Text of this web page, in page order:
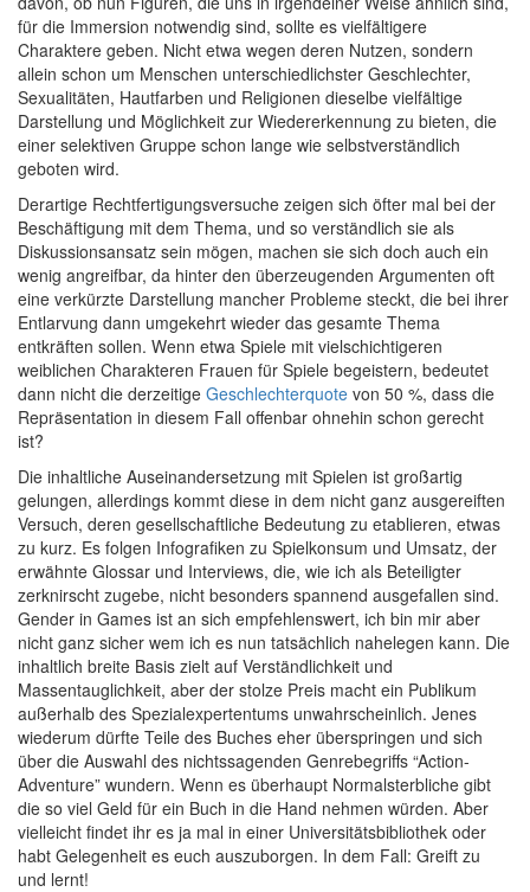
für die Immersion notwendig sind, sollte es vielfältigere
Charaktere geben. Nicht etwa wegen deren Nutzen, sondern
allein schon um Menschen unterschiedlichster Geschlechter,
Sexualitäten, Hautfarben und Religionen dieselbe vielfältige
Darstellung und Möglichkeit zur Wiedererkennung zu bieten, die
einer selektiven Gruppe schon lange wie selbstverständlich
geboten wird.
Derartige Rechtfertigungsversuche zeigen sich öfter mal bei der
Beschäftigung mit dem Thema, und so verständlich sie als
Diskussionsansatz sein mögen, machen sie sich doch auch ein
wenig angreifbar, da hinter den überzeugenden Argumenten oft
eine verkürzte Darstellung mancher Probleme steckt, die bei ihrer
Entlarvung dann umgekehrt wieder das gesamte Thema
entkräften sollen. Wenn etwa Spiele mit vielschichtigeren
weiblichen Charakteren Frauen für Spiele begeistern, bedeutet
dann nicht die derzeitige Geschlechterquote von 50 %, dass die
Repräsentation in diesem Fall offenbar ohnehin schon gerecht
ist?
Die inhaltliche Auseinandersetzung mit Spielen ist großartig
gelungen, allerdings kommt diese in dem nicht ganz ausgereiften
Versuch, deren gesellschaftliche Bedeutung zu etablieren, etwas
zu kurz. Es folgen Infografiken zu Spielkonsum und Umsatz, der
erwähnte Glossar und Interviews, die, wie ich als Beteiligter
zerknirscht zugebe, nicht besonders spannend ausgefallen sind.
Gender in Games ist an sich empfehlenswert, ich bin mir aber
nicht ganz sicher wem ich es nun tatsächlich nahelegen kann. Die
inhaltlich breite Basis zielt auf Verständlichkeit und
Massentauglichkeit, aber der stolze Preis macht ein Publikum
außerhalb des Spezialexpertentums unwahrscheinlich. Jenes
wiederum dürfte Teile des Buches eher überspringen und sich
über die Auswahl des nichtssagenden Genrebegriffs “Action-
Adventure” wundern. Wenn es überhaupt Normalsterbliche gibt
die so viel Geld für ein Buch in die Hand nehmen würden. Aber
vielleicht findet ihr es ja mal in einer Universitätsbibliothek oder
habt Gelegenheit es euch auszuborgen. In dem Fall: Greift zu
und lernt!